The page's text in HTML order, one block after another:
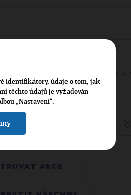
psát jméno osobnosti a vyberte ji pak
seznamu.
identifikátory, údaje o tom, jak
těchto údajů je vyžadován
„Nastavení“.